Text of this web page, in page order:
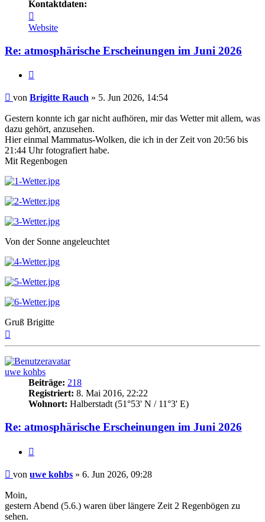
Kontaktdaten:
von
Brigitte
Website
Re: atmosphärische Erscheinungen im Juni 2026
Beitrag
von Brigitte Rauch » 5. Jun 2026, 14:54
Gestern konnte ich gar nicht aufhören, mir das Wetter mit allem, was
dazu gehört, anzusehen.
Hier einmal Mammatus-Wolken, die ich in der Zeit von 20:56 bis
21:44 Uhr fotografiert habe.
Mit Regenbogen
Von der Sonne angeleuchtet
Gruß Brigitte
uwe kohbs
Beiträge: 218
Registriert: 8. Mai 2016, 22:22
Wohnort: Halberstadt (51°53' N / 11°3' E)
Re: atmosphärische Erscheinungen im Juni 2026
Beitrag
von uwe kohbs » 6. Jun 2026, 09:28
Moin,
gestern Abend (5.6.) waren über längere Zeit 2 Regenbögen zu
sehen.